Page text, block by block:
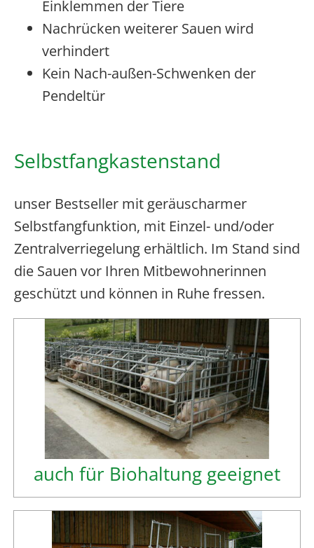
Einklemmen der Tiere
Nachrücken weiterer Sauen wird
verhindert
Kein Nach-außen-Schwenken der
Pendeltür
Selbstfangkastenstand
unser Bestseller mit geräuscharmer
Selbstfangfunktion, mit Einzel- und/oder
Zentralverriegelung erhältlich. Im Stand sind
die Sauen vor Ihren Mitbewohnerinnen
geschützt und können in Ruhe fressen.
auch für Biohaltung geeignet